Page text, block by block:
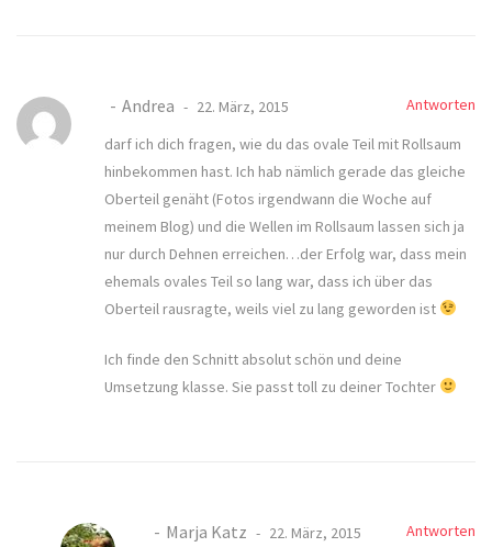
Andrea 22. März, 2015
Antworten
darf ich dich fragen, wie du das ovale Teil mit Rollsaum
hinbekommen hast. Ich hab nämlich gerade das gleiche
Oberteil genäht (Fotos irgendwann die Woche auf
meinem Blog) und die Wellen im Rollsaum lassen sich ja
nur durch Dehnen erreichen…der Erfolg war, dass mein
ehemals ovales Teil so lang war, dass ich über das
Oberteil rausragte, weils viel zu lang geworden ist
Ich finde den Schnitt absolut schön und deine
Umsetzung klasse. Sie passt toll zu deiner Tochter
Marja Katz 22. März, 2015
Antworten